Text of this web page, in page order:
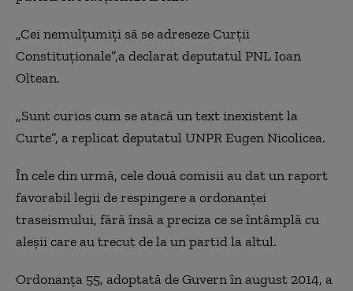
„Cei nemulţumiţi să se adreseze Curţii
Constituţionale”,a declarat deputatul PNL Ioan
Oltean.
„Sunt curios cum se atacă un text inexistent la
Curte”, a replicat deputatul UNPR Eugen Nicolicea.
În cele din urmă, cele două comisii au dat un raport
favorabil legii de respingere a ordonanţei
traseismului, fără însă a preciza ce se întâmplă cu
aleşii care au trecut de la un partid la altul.
Ordonanţa 55, adoptată de Guvern în august 2014, a